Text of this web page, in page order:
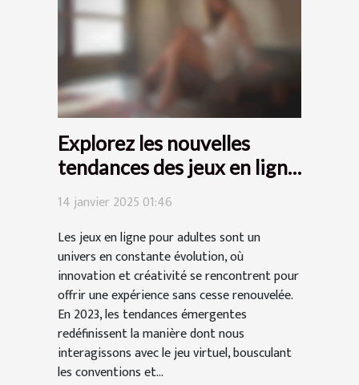
Explorez les nouvelles
tendances des jeux en ligne
pour adultes en 2023
14 janvier 2025 01:46
Les jeux en ligne pour adultes sont un
univers en constante évolution, où
innovation et créativité se rencontrent pour
offrir une expérience sans cesse renouvelée.
En 2023, les tendances émergentes
redéfinissent la manière dont nous
interagissons avec le jeu virtuel, bousculant
les conventions et...